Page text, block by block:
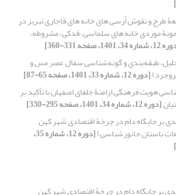
طرح و نقوش اُرسی های خانه های قاجاری تبریز در
موردی خانه های سلماسی، قدکی، مشروطه،
34، 1401، صفحه 331-360]
طبقه‌بندی و گونه‌شناسی سفال عصر مس و
[دوره 12، شماره 33، 1401، صفحه 65-87]
هویت فرهنگی ارامنۀ جلفای اصفهان با تأکید بر
[دوره 12، شماره 34، 1401، صفحه 295-330]
بر جایگاه دام در چرخۀ اقتصادی شهر کهن
باستان جانورشناسی) [دوره 12، شماره 35،
بر جایگاه دام در چرخۀ اقتصادی شهر کهن